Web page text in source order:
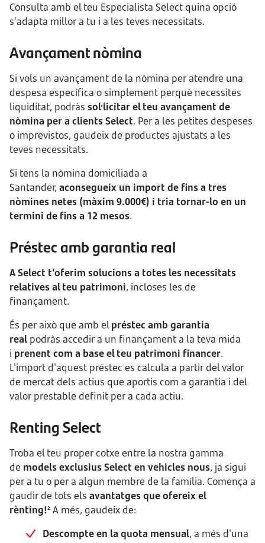
Consulta amb el teu Especialista Select quina opció
s'adapta millor a tu i a les teves necessitats.
Avançament nòmina
Si vols un avançament de la nòmina per atendre una
despesa específica o simplement perquè necessites
liquiditat, podràs sol·licitar el teu avançament de
nòmina per a clients Select. Per a les petites despeses
o imprevistos, gaudeix de productes ajustats a les
teves necessitats.
Si tens la nòmina domiciliada a
Santander, aconsegueix un import de fins a tres
nòmines netes (màxim 9.000€) i tria tornar-lo en un
termini de fins a 12 mesos.
Préstec amb garantia real
A Select t'oferim solucions a totes les necessitats
relatives al teu patrimoni, incloses les de
finançament.
És per això que amb elpréstec amb garantia
real podràs accedir a un finançament a la teva mida
i prenent com a base el teu patrimoni financer.
L'import d'aquest préstec es calcula a partir del valor
de mercat dels actius que aportis com a garantia i del
valor prestable definit per a cada actiu.
Renting Select
Troba el teu proper cotxe entre la nostra gamma
de models exclusius Select en vehicles nous, ja sigui
per a tu o per a algun membre de la família. Comença a
gaudir de tots els avantatges que ofereix el
rènting!2 A més, gaudeix de:
Descompte en la quota mensual, a més d'una